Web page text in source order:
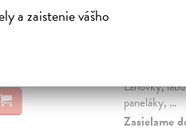
a zaistenie vášho
Co vidí
Lanovky,
paneláky, ...
Zasielame